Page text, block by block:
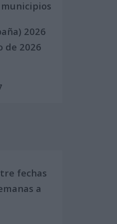
municipios
2026
de 2026
fechas
a